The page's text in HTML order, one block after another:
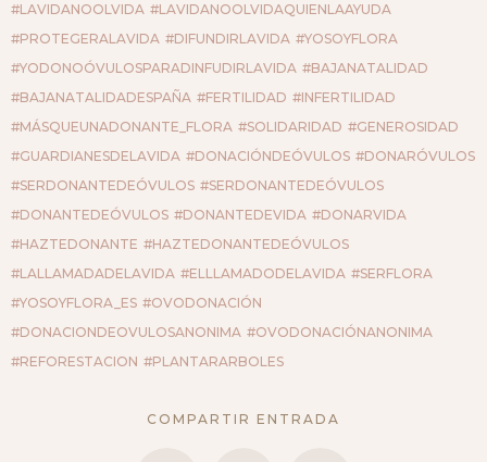
#LAVIDANOOLVIDA #LAVIDANOOLVIDAQUIENLAAYUDA
#PROTEGERALAVIDA #DIFUNDIRLAVIDA #YOSOYFLORA
#YODONOÓVULOSPARADINFUDIRLAVIDA #BAJANATALIDAD
#BAJANATALIDADESPAÑA #FERTILIDAD #INFERTILIDAD
#MÁSQUEUNADONANTE_FLORA #SOLIDARIDAD #GENEROSIDAD
#GUARDIANESDELAVIDA #DONACIÓNDEÓVULOS #DONARÓVULOS
#SERDONANTEDEÓVULOS #SERDONANTEDEÓVULOS
#DONANTEDEÓVULOS #DONANTEDEVIDA #DONARVIDA
#HAZTEDONANTE #HAZTEDONANTEDEÓVULOS
#LALLAMADADELAVIDA #ELLLAMADODELAVIDA #SERFLORA
#YOSOYFLORA_ES #OVODONACIÓN
#DONACIONDEOVULOSANONIMA #OVODONACIÓNANONIMA
#REFORESTACION #PLANTARARBOLES
COMPARTIR ENTRADA